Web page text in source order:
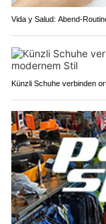
Vida y Salud: Abend-
Künzli Schuhe verbinden